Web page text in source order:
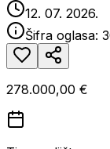
12. 07. 2026.
Šifra oglasa:
278.000,00 €